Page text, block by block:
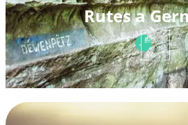
Rutes a